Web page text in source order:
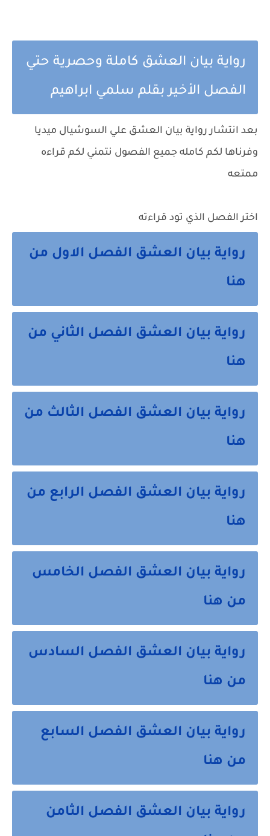
رواية بيان العشق كاملة وحصرية حتي
الفصل الأخير بقلم سلمي ابراهيم
بعد انتشار رواية بيان العشق علي السوشيال ميديا
وفرناها لكم كامله جميع الفصول نتمني لكم قراءه
ممتعه
اختر الفصل الذي تود قراءته
رواية بيان العشق الفصل الاول من
هنا
رواية بيان العشق الفصل الثاني من
هنا
رواية بيان العشق الفصل الثالث من
هنا
رواية بيان العشق الفصل الرابع من
هنا
رواية بيان العشق الفصل الخامس
من هنا
رواية بيان العشق الفصل السادس
من هنا
رواية بيان العشق الفصل السابع
من هنا
رواية بيان العشق الفصل الثامن